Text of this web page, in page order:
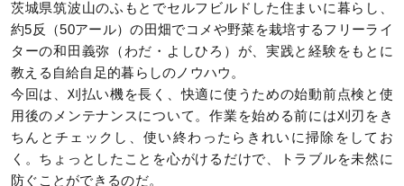
茨城県筑波山のふもとでセルフビルドした住まいに暮らし、
約5反（50アール）の田畑でコメや野菜を栽培するフリーライ
ターの和田義弥（わだ・よしひろ）が、実践と経験をもとに
教える自給自足的暮らしのノウハウ。
今回は、刈払い機を長く、快適に使うための始動前点検と使
用後のメンテナンスについて。作業を始める前には刈刃をき
ちんとチェックし、使い終わったらきれいに掃除をしてお
く。ちょっとしたことを心がけるだけで、トラブルを未然に
防ぐことができるのだ。